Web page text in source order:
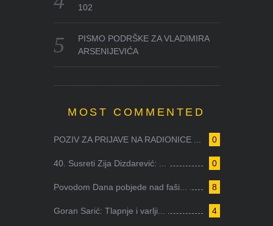
102
PISMO PODRŠKE ZA VLADIMIRA
ARSENIJEVIĆA
MOST COMMENTED
0
POZIV ZA PRIJAVE NA RADIONICE ...
0
40. Susreti Zija Dizdarević: ...
8
Povodom Dana pobjede nad faši...
4
Goran Sarić: Tlapnje i varlji...